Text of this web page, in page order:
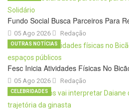
Fundo Social Busca Parceiros Para
05 Ago 2026 Redação
Fesc Inicia Atividades Físicas No
05 Ago 2026
OUTRAS NOTÍCIAS
Redação
CELEBRIDADES